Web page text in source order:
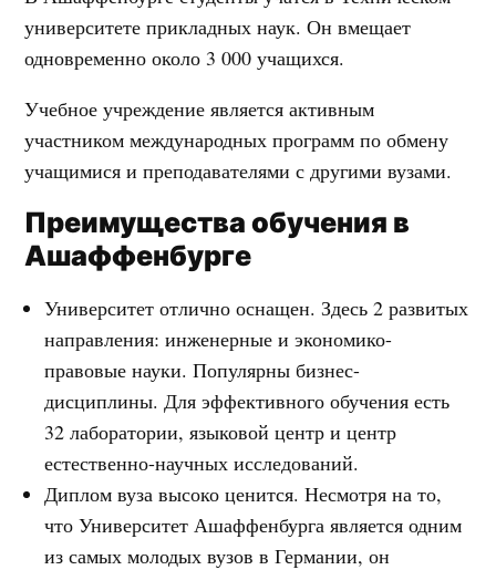
университете прикладных наук. Он вмещает
одновременно около 3 000 учащихся.
Учебное учреждение является активным
участником международных программ по обмену
учащимися и преподавателями с другими вузами.
Преимущества обучения в
Ашаффенбурге
Университет отлично оснащен. Здесь 2 развитых
направления: инженерные и экономико-
правовые науки. Популярны бизнес-
дисциплины. Для эффективного обучения есть
32 лаборатории, языковой центр и центр
естественно-научных исследований.
Диплом вуза высоко ценится. Несмотря на то,
что Университет Ашаффенбурга является одним
из самых молодых вузов в Германии, он